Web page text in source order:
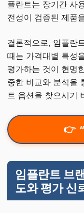
플란트는 장기간 사
전성이 검증된 제품
결론적으로, 임플란
때는 가격대별 특성
평가하는 것이 현명
중한 비교와 분석을
트 옵션을 찾으시기
임플란트 브
도와 평가 신